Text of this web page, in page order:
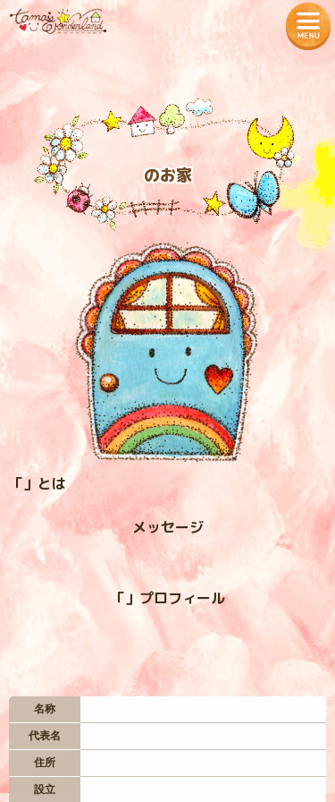
— Tamaʼs Wonderland —
TOPページ プロフィール
魔法の教室 各種商品の販売
タマちゃん神社 入居者様の声
お知らせ 特定商取引法に基づく表記
入居をご希望の方へ プライバシーポリシー
入居お申込み
お問い合わせ
— 居住地区 —
四つ葉村
虹の谷
星空台
妖精の森
のお家
「」とは
メッセージ
「」プロフィール
名称
代表名
住所
設立